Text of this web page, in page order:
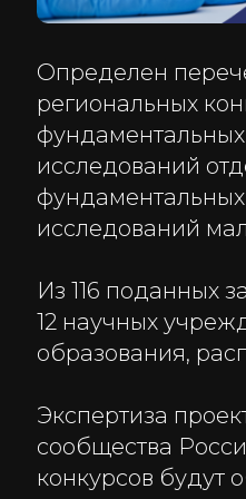
Определен
региональных
исследований
исследований
Из 116 поданных
12 научных
образования,
Экспертиза
сообщества
конкурсов будут